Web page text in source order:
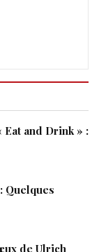
and Drink » :
Quelques
de Ulrich